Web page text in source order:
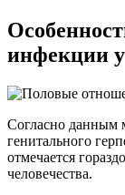
инфекции
Согласно данным
генитального
отмечается
человечества.